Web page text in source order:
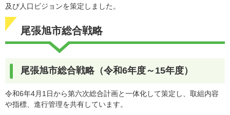
及び人口ビジョンを策定しました。
尾張旭市総合戦略
尾張旭市総合戦略（令和6年度～15年度）
令和6年4月1日から第六次総合計画と一体化して策定し、取組内容
や指標、進行管理を共有しています。